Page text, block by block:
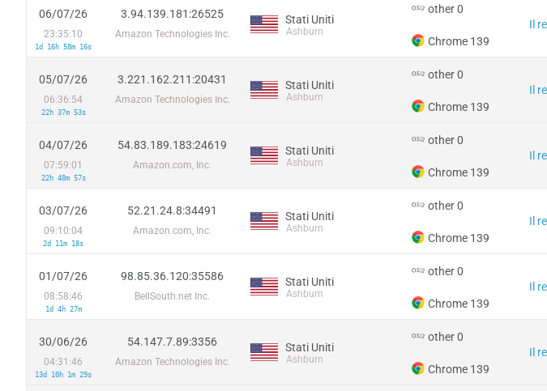
06/07/26
23:35:10
1d 16h 58m 16s
3.94.139.181:26525
Amazon Technologies Inc.
Stati Uniti
Ashburn
other 0
Chrome 139
Il
05/07/26
06:36:54
22h 37m 53s
3.221.162.211:20431
Amazon Technologies Inc.
Stati Uniti
Ashburn
other 0
Chrome 139
Il
04/07/26
07:59:01
22h 48m 57s
54.83.189.183:24619
Amazon.com, Inc.
Stati Uniti
Ashburn
other 0
Chrome 139
Il
03/07/26
09:10:04
2d 11m 18s
52.21.24.8:34491
Amazon.com, Inc.
Stati Uniti
Ashburn
other 0
Chrome 139
Il
01/07/26
08:58:46
1d 4h 27m
98.85.36.120:35586
BellSouth.net Inc.
Stati Uniti
Ashburn
other 0
Chrome 139
Il
30/06/26
04:31:46
13d 10h 1m 29s
54.147.7.89:3356
Amazon Technologies Inc.
Stati Uniti
Ashburn
other 0
Chrome 139
Il